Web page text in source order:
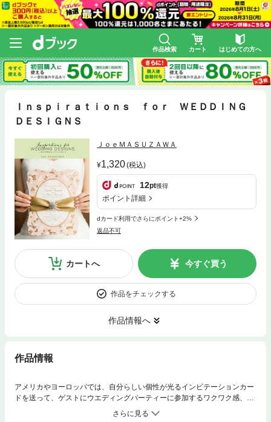
作品検索 カート はじめての方へ
Ｉｎｓｐｉｒａｔｉｏｎｓ ｆｏｒ ＷＥＤＤＩＮＧ
ＤＥＳＩＧＮＳ
ＪｏｅＭＡＳＵＺＡＷＡ
1,320(税込)
12pt獲得
ポイント詳細
dカード利用でさらにポイント+2%
返品不可
カートへ 今すぐ買う
作品をチェックする
作品情報へ
作品情報
アメリカやヨーロッパでは、自分らしい個性が光るインビテーションカー
ドを送って、ゲストにウエディングパーティーに参加するワクワク感、期
待感を味わっていただくのが一般的。インビテーションカード、というテ
ーマだけで１冊の本ができるほど、ゆたかな「招待状の世界」「招待状デ